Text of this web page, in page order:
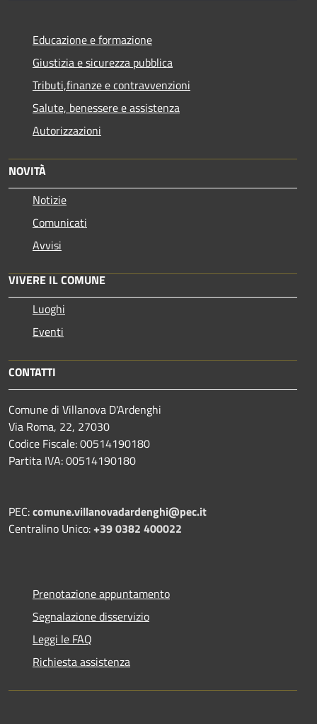
Educazione e formazione
Giustizia e sicurezza pubblica
Tributi,finanze e contravvenzioni
Salute, benessere e assistenza
Autorizzazioni
NOVITÀ
Notizie
Comunicati
Avvisi
VIVERE IL COMUNE
Luoghi
Eventi
CONTATTI
Comune di Villanova D'Ardenghi
Via Roma, 22, 27030
Codice Fiscale: 00514190180
Partita IVA: 00514190180
PEC:comune.villanovadardenghi@pec.it
Centralino Unico:+39 0382 400022
Prenotazione appuntamento
Segnalazione disservizio
Leggi le FAQ
Richiesta assistenza